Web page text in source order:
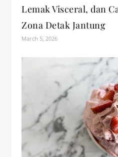
Lemak Visceral, dan
Zona Detak Jantung
March 5, 2026